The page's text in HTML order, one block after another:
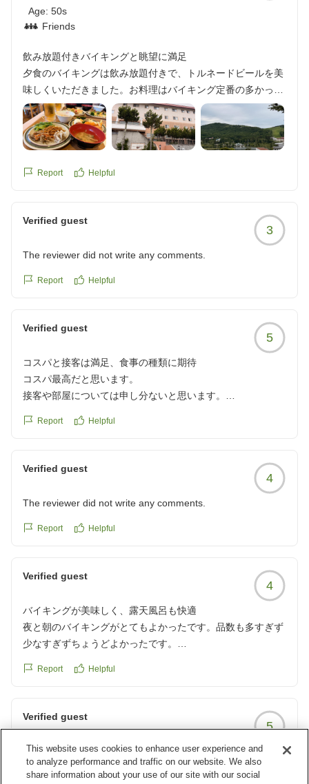
宿自体は悪くなかっただけに、最後の対応が非常に残念でし
た。安心して利用できると感じられなかったため、再利用は
クチコミの詳細はこちらから
https://review.travel.rakuten.co.jp/hotel/voice/75250?
reviewId=33123478423038
Age: 50s
Friends
飲み放題付きバイキングと眺望に満足
夕食のバイキングは飲み放題付きで、トルネードビールを美
味しくいただきました。お料理はバイキング定番の多かった
ですが、お蕎麦やプチケーキやソフトクリームなどのデザー
トも充実してました。部屋からの眺めも良かったです。早く
出発したため、朝食は取れませんでした。パンとコーヒーが
と思いますので、朝食の時間帯を早めてはいかがでしょう
https://review.travel.rakuten.co.jp/hotel/voice/75250?
Report Helpful
Verified guest
3
The reviewer did not write any comments.
Report Helpful
Verified guest
5
コスパと接客は満足、食事の種類に期待
コスパ最高だと思います。
接客や部屋については申し分ないと思います。
いですね!
Report Helpful
Verified guest
4
The reviewer did not write any comments.
Report Helpful
Verified guest
4
バイキングが美味しく、露天風呂も快適
夜と朝のバイキングがとてもよかったです。品数も多すぎず
少なすぎずちょうどよかったです。
部屋も綺麗に掃除されていていました。
https://review.travel.rakuten.co.jp/hotel/voice/75250?
reviewId=33123478223041
Report Helpful
Verified guest
5
朝夕のバイキングが美味しくて大満足
夜と朝のバイキング美味しかった
This website uses cookies to enhance user experience and
to analyze performance and traffic on our website. We also
share information about your use of our site with our social